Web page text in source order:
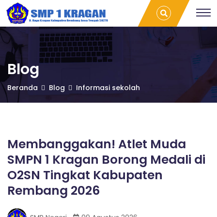
S
M
P
1
r
a
g
Membanggakan!
Atlet Muda SMPN
1 Kragan Borong
Medali di O2SN
Tingkat
Kabupaten
Rembang 2026 |
SMP 1 Kragan
a
v
e
L
m
p
u
Blog
Beranda Blog Informasi sekolah
Membanggakan! Atlet Muda
SMPN 1 Kragan Borong Medali di
O2SN Tingkat Kabupaten
Rembang 2026